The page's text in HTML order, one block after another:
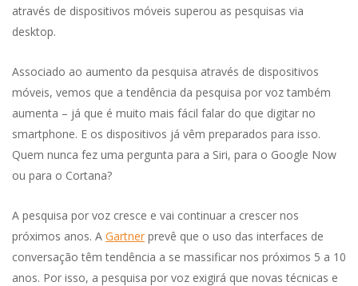
através de dispositivos móveis superou as pesquisas via
desktop.
Associado ao aumento da pesquisa através de dispositivos
móveis, vemos que a tendência da pesquisa por voz também
aumenta – já que é muito mais fácil falar do que digitar no
smartphone. E os dispositivos já vêm preparados para isso.
Quem nunca fez uma pergunta para a Siri, para o Google Now
ou para o Cortana?
A pesquisa por voz cresce e vai continuar a crescer nos
próximos anos. A Gartner prevê que o uso das interfaces de
conversação têm tendência a se massificar nos próximos 5 a 10
anos. Por isso, a pesquisa por voz exigirá que novas técnicas e